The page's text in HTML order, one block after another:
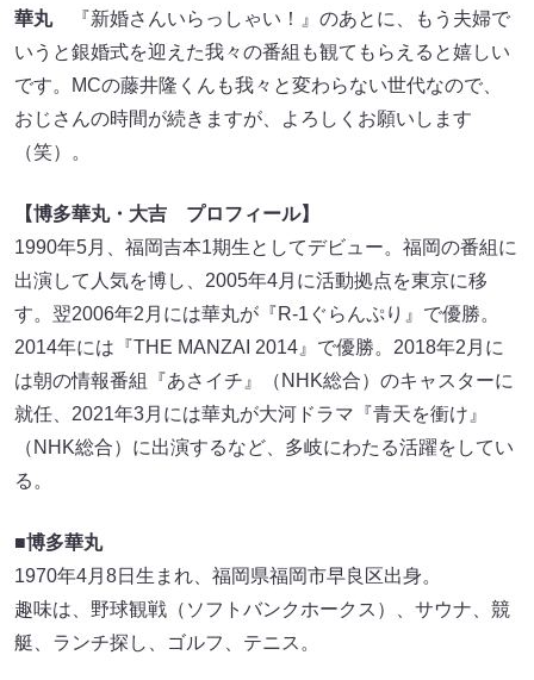
華丸『新婚さんいらっしゃい！』のあとに、もう夫婦で
いうと銀婚式を迎えた我々の番組も観てもらえると嬉しい
です。MCの藤井隆くんも我々と変わらない世代なので、
おじさんの時間が続きますが、よろしくお願いします
（笑）。
【博多華丸・大吉 プロフィール】
1990年5月、福岡吉本1期生としてデビュー。福岡の番組に
出演して人気を博し、2005年4月に活動拠点を東京に移
す。翌2006年2月には華丸が『R-1ぐらんぷり』で優勝。
2014年には『THE MANZAI 2014』で優勝。2018年2月に
は朝の情報番組『あさイチ』（NHK総合）のキャスターに
就任、2021年3月には華丸が大河ドラマ『青天を衝け』
（NHK総合）に出演するなど、多岐にわたる活躍をしてい
る。
■博多華丸
1970年4月8日生まれ、福岡県福岡市早良区出身。
趣味は、野球観戦（ソフトバンクホークス）、サウナ、競
艇、ランチ探し、ゴルフ、テニス。